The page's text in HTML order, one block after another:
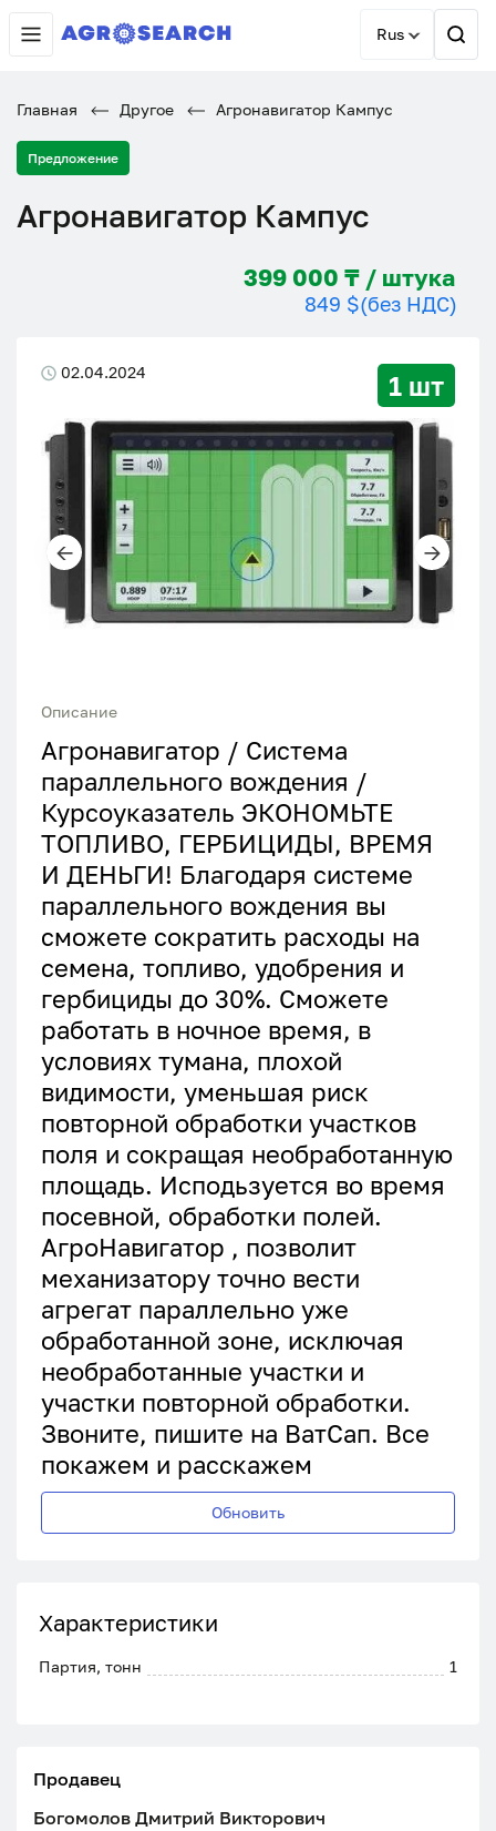
Rus
Главная Другое Агронавигатор Кампус
Предложение
Агронавигатор Кампус
399 000 ₸ / штука
849 $(без НДС)
02.04.2024 1 шт
Описание
Агронавигатор / Система
параллельного вождения /
Курсоуказатель ЭКОНОМЬТЕ
ТОПЛИВО, ГЕРБИЦИДЫ, ВРЕМЯ
И ДЕНЬГИ! Благодаря системе
параллельного вождения вы
сможете сократить расходы на
семена, топливо, удобрения и
гербициды до 30%. Сможете
работать в ночное время, в
условиях тумана, плохой
видимости, уменьшая риск
повторной обработки участков
поля и сокращая необработанную
площадь. Исподьзуется во время
посевной, обработки полей.
АгроНавигатор , позволит
механизатору точно вести
агрегат параллельно уже
обработанной зоне, исключая
необработанные участки и
участки повторной обработки.
Звоните, пишите на ВатСап. Все
покажем и расскажем
Обновить
Характеристики
Партия, тонн 1
Продавец
Богомолов Дмитрий Викторович